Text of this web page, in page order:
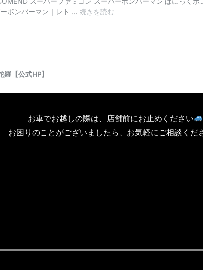
お車でお越しの際は、店舗前にお止めください
お困りのことがございましたら、お気軽にご相談くだ